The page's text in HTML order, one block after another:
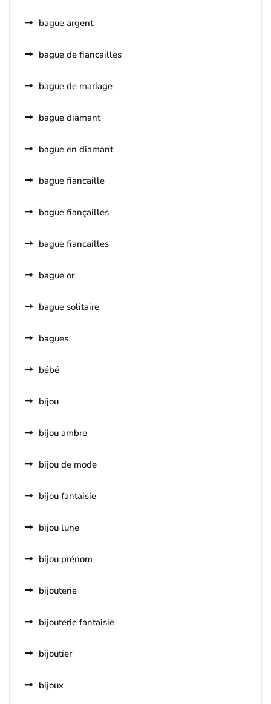
bague argent
bague de fiancailles
bague de mariage
bague diamant
bague en diamant
bague fiancaille
bague fiançailles
bague fiancailles
bague or
bague solitaire
bagues
bébé
bijou
bijou ambre
bijou de mode
bijou fantaisie
bijou lune
bijou prénom
bijouterie
bijouterie fantaisie
bijoutier
bijoux